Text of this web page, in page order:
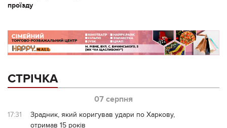
проїзду
СТРІЧКА
07 серпня
17:31
Зрадник, який коригував удари по Харкову,
отримав 15 років